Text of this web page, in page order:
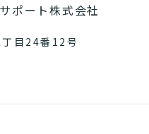
ポート株式会社
目24番12号